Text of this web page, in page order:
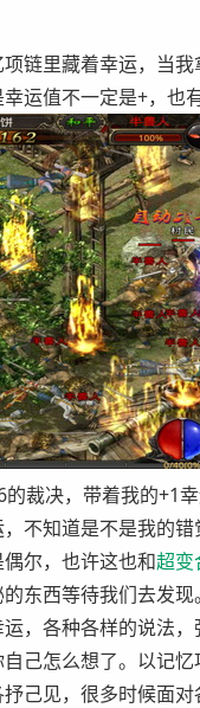
链里藏着幸运，当
运值不一定是+，也
决，带着我的+1
不知道是不是我的
尔，也许这也和超变
东西等待我们去发现
，各种各样的说法
己怎么想了。以记
己见，很多时候面